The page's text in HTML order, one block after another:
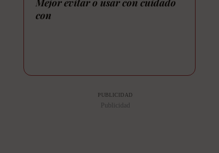
con
PUBLICIDAD
Publicidad